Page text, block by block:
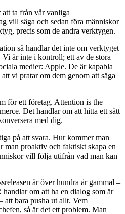
ta från vår vanliga
vill säga och sedan föra människor
precis som de andra verktygen.
så handlar det inte om verktyget
Vi är inte i kontroll; ett av de stora
medier: Apple. De är kapabla
vi pratar om dem genom att säga
för ett företag. Attention is the
Det handlar om att hitta ett sätt
med dig.
på att svara. Hur kommer man
man proaktiv och faktiskt skapa en
vill följa utifrån vad man kan
är över hundra år gammal –
om att ha en dialog som är
att bara pusha ut allt. Vem
så är det ett problem. Man